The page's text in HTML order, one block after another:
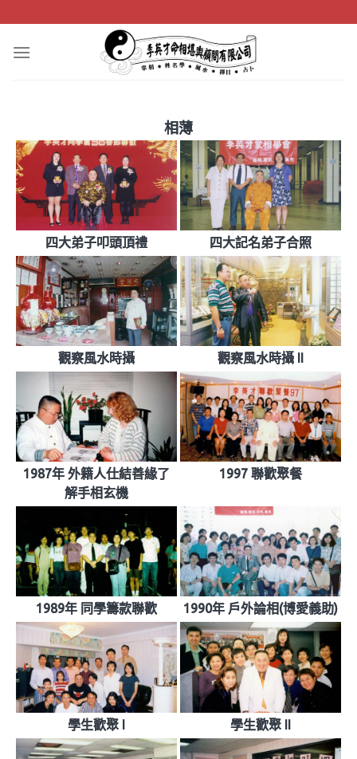
to
content
相薄
四大弟子叩頭頂禮 四大記名弟子合照
觀察風水時攝 觀察風水時攝 II
1987年 外籍人仕結善緣了
解手相玄機
1997 聯歡聚餐
1989年 同學籌款聯歡 1990年 戶外論相(博愛義助)
學生歡聚 I 學生歡聚 II